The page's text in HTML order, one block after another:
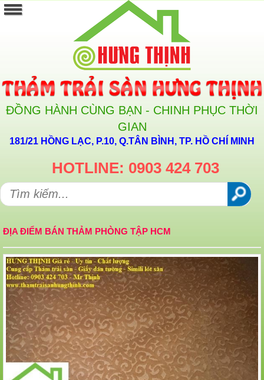
ĐỒNG HÀNH CÙNG BẠN - CHINH PHỤC THỜI
GIAN
181/21 HỒNG LẠC, P.10, Q.TÂN BÌNH, TP. HỒ CHÍ MINH
HOTLINE: 0903 424 703
ĐỊA ĐIỂM BÁN THẢM PHÒNG TẬP HCM